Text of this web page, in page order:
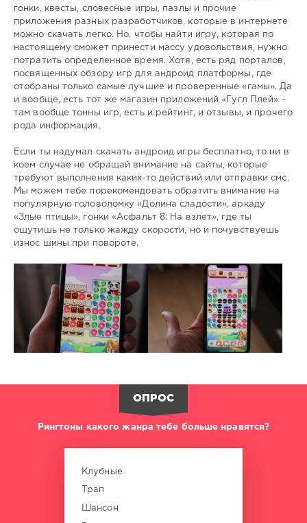
гонки, квесты, словесные игры, пазлы и прочие
приложения разных разработчиков, которые в интернете
можно скачать легко. Но, чтобы найти игру, которая по
настоящему сможет принести массу удовольствия, нужно
потратить определенное время. Хотя, есть ряд порталов,
посвященных обзору игр для андроид платформы, где
отобраны только самые лучшие и проверенные «гамы». Да
и вообще, есть тот же магазин приложений «Гугл Плей» -
там вообще тонны игр, есть и рейтинг, и отзывы, и прочего
рода информация.
Если ты надумал скачать андроид игры бесплатно, то ни в
коем случае не обращай внимание на сайты, которые
требуют выполнения каких-то действий или отправки смс.
Мы можем тебе порекомендовать обратить внимание на
популярную головоломку «Долина сладости», аркаду
«Злые птицы», гонки «Асфальт 8: На взлет», где ты
ощутишь не только жажду скорости, но и почувствуешь
износ шины при повороте.
ОПРОС
Рингтоны какого жанра тебе больше нравятся?
Клубные
Трап
Шансон